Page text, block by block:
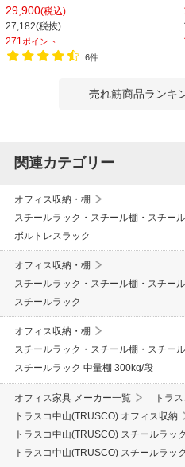
150kg/段 天地6段 幅1812×奥行462×
高さ2100mm スチール棚 スチールシ
ェルフ 収納棚 オープンラック 収納ラ
ック
29,900(税込)
27,182(税抜)
271 ポイント
6件
売れ筋商品ランキ
関連カテゴリー
オフィス収納・棚
スチールラック・スチール棚・スチー
ボルトレスラック
オフィス収納・棚
スチールラック・スチール棚・スチー
スチールラック
オフィス収納・棚
スチールラック・スチール棚・スチー
スチールラック 中量棚 300kg/段
オフィス家具 メーカー一覧
トラ
トラスコ中山(TRUSCO) オフィス収納
トラスコ中山(TRUSCO) スチールラッ
トラスコ中山(TRUSCO) スチールラッ